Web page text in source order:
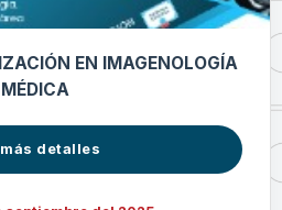
EN IMAGENOLOGÍA
MÉDICA
detalles